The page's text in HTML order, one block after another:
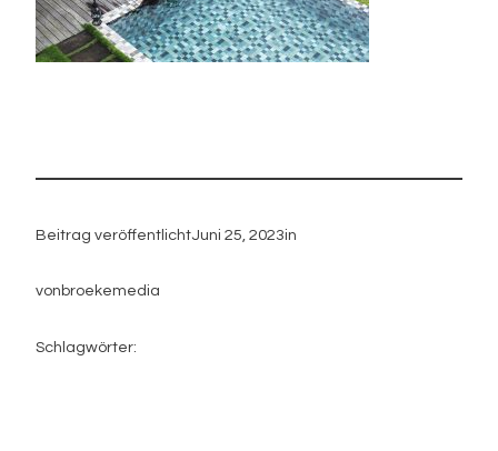
Beitrag veröffentlichtJuni 25, 2023in
von broekemedia
Schlagwörter: